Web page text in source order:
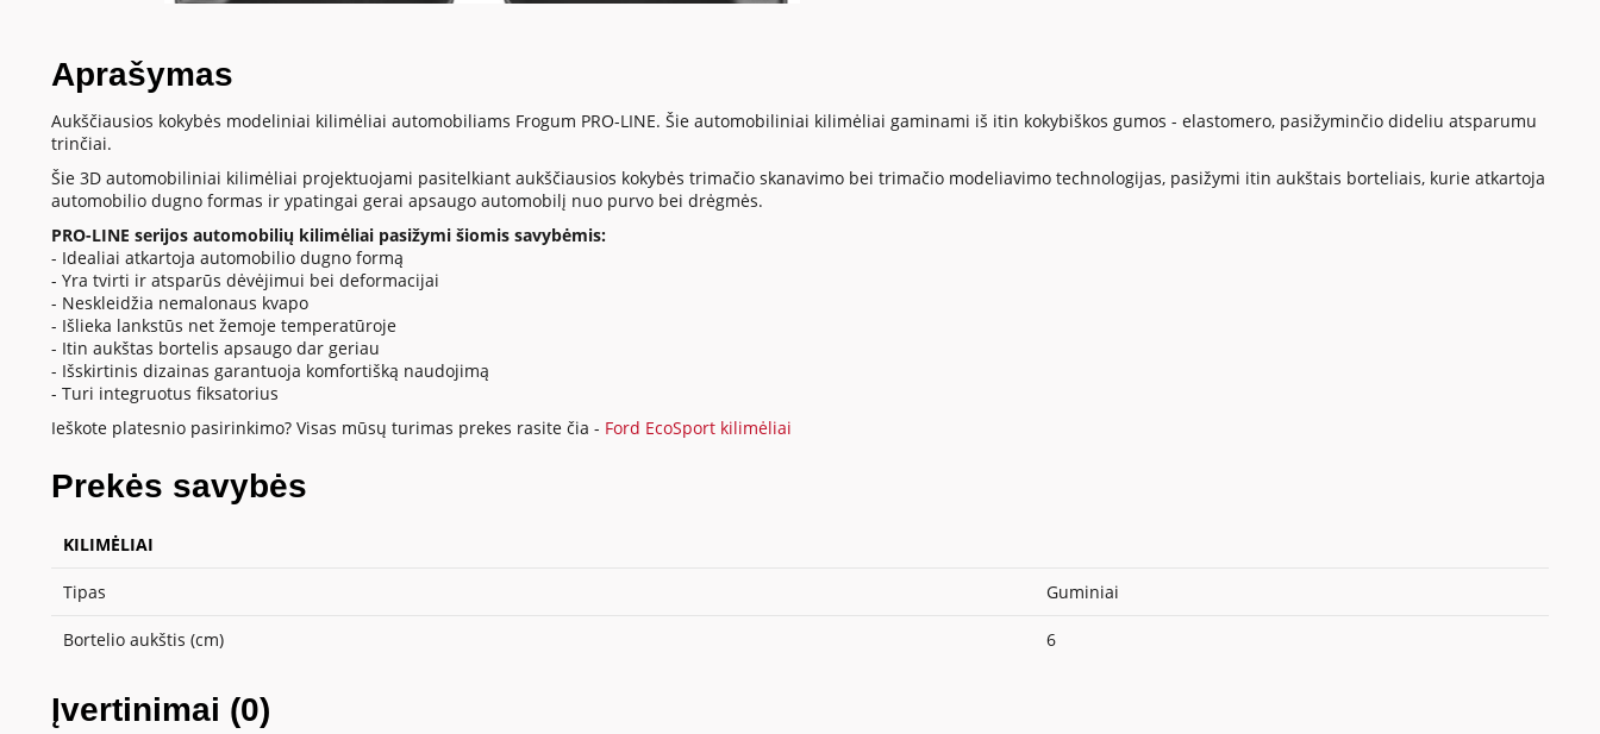
Aprašymas
Aukščiausios kokybės modeliniai kilimėliai automobiliams Frogum PRO-LINE. Šie automobiliniai kilimėliai gaminami iš itin kokybiškos gumos - elastomero, pasižyminčio dideliu atsparumu
trinčiai.
Šie 3D automobiliniai kilimėliai projektuojami pasitelkiant aukščiausios kokybės trimačio skanavimo bei trimačio modeliavimo technologijas, pasižymi itin aukštais borteliais, kurie atkartoja
automobilio dugno formas ir ypatingai gerai apsaugo automobilį nuo purvo bei drėgmės.
PRO-LINE serijos automobilių kilimėliai pasižymi šiomis savybėmis:
- Idealiai atkartoja automobilio dugno formą
- Yra tvirti ir atsparūs dėvėjimui bei deformacijai
- Neskleidžia nemalonaus kvapo
- Išlieka lankstūs net žemoje temperatūroje
- Itin aukštas bortelis apsaugo dar geriau
- Išskirtinis dizainas garantuoja komfortišką naudojimą
- Turi integruotus fiksatorius
Ieškote platesnio pasirinkimo? Visas mūsų turimas prekes rasite čia - Ford EcoSport kilimėliai
Prekės savybės
KILIMĖLIAI
Tipas Guminiai
Bortelio aukštis (cm) 6
Įvertinimai (0)